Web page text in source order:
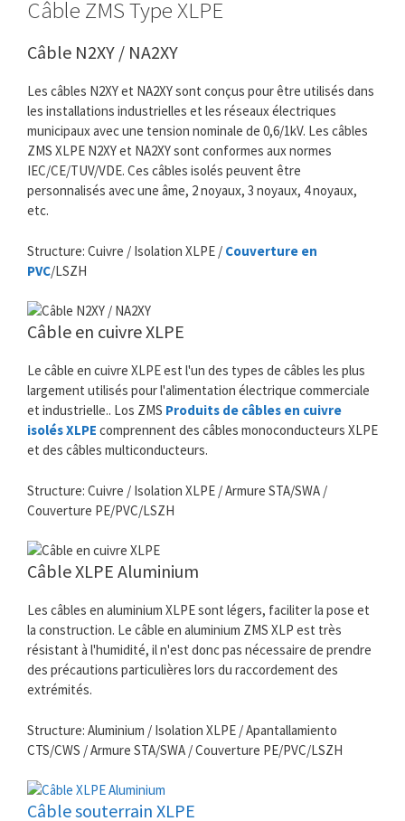
Câble ZMS Type XLPE
Câble N2XY / NA2XY
Les câbles N2XY et NA2XY sont conçus pour être utilisés dans
les installations industrielles et les réseaux électriques
municipaux avec une tension nominale de 0,6/1kV. Les câbles
ZMS XLPE N2XY et NA2XY sont conformes aux normes
IEC/CE/TUV/VDE. Ces câbles isolés peuvent être
personnalisés avec une âme, 2 noyaux, 3 noyaux, 4 noyaux,
etc.
Structure: Cuivre / Isolation XLPE / Couverture en
PVC/LSZH
Câble en cuivre XLPE
Le câble en cuivre XLPE est l'un des types de câbles les plus
largement utilisés pour l'alimentation électrique commerciale
et industrielle.. Los ZMS Produits de câbles en cuivre
isolés XLPE comprennent des câbles monoconducteurs XLPE
et des câbles multiconducteurs.
Structure: Cuivre / Isolation XLPE / Armure STA/SWA /
Couverture PE/PVC/LSZH
Câble XLPE Aluminium
Les câbles en aluminium XLPE sont légers, faciliter la pose et
la construction. Le câble en aluminium ZMS XLP est très
résistant à l'humidité, il n'est donc pas nécessaire de prendre
des précautions particulières lors du raccordement des
extrémités.
Structure: Aluminium / Isolation XLPE / Apantallamiento
CTS/CWS / Armure STA/SWA / Couverture PE/PVC/LSZH
Câble souterrain XLPE